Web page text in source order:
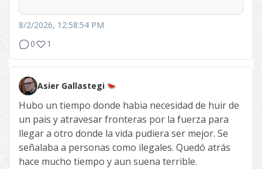
8/2/2026, 12:58:54 PM
0
1
Asier Gallastegi
Hubo un tiempo donde habia necesidad de huir de
un pais y atravesar fronteras por la fuerza para
llegar a otro donde la vida pudiera ser mejor. Se
señalaba a personas como ilegales. Quedó atrás
hace mucho tiempo y aun suena terrible.